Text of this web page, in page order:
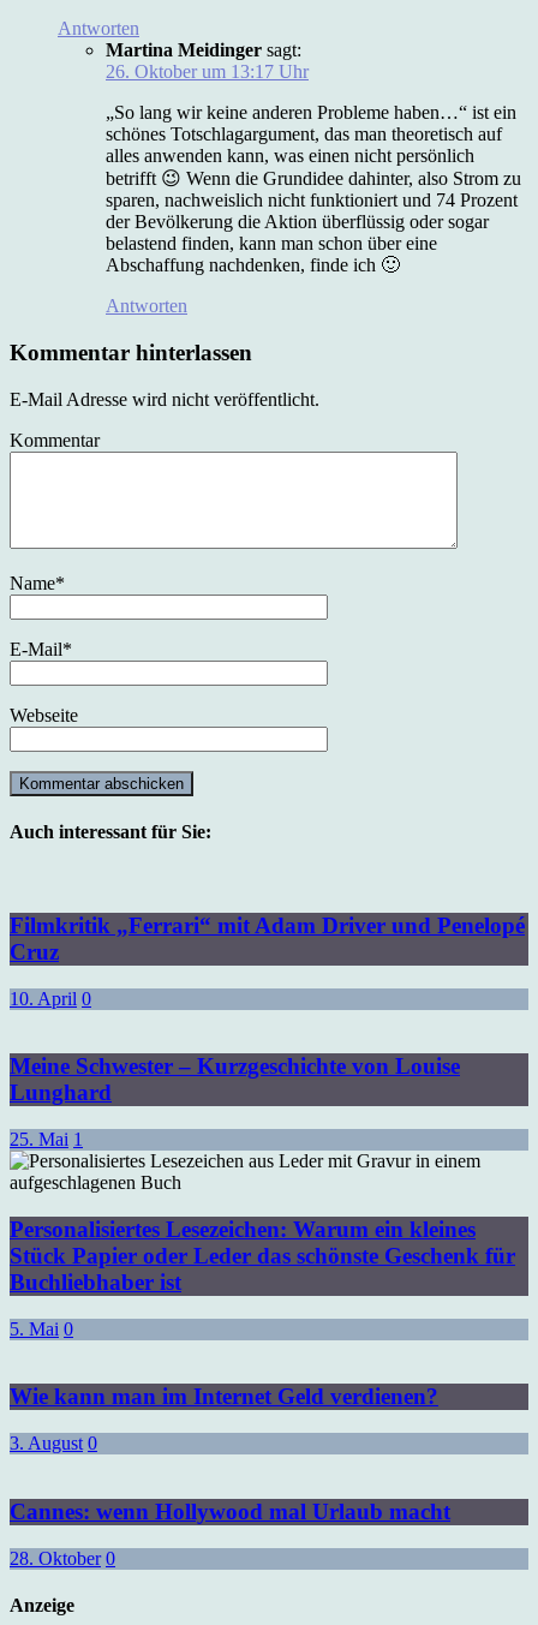
Antworten
Martina Meidinger sagt:
26. Oktober um 13:17 Uhr
„So lang wir keine anderen Probleme haben…“ ist ein
schönes Totschlagargument, das man theoretisch auf
alles anwenden kann, was einen nicht persönlich
betrifft 😉 Wenn die Grundidee dahinter, also Strom zu
sparen, nachweislich nicht funktioniert und 74 Prozent
der Bevölkerung die Aktion überflüssig oder sogar
belastend finden, kann man schon über eine
Abschaffung nachdenken, finde ich 🙂
Antworten
Kommentar hinterlassen
E-Mail Adresse wird nicht veröffentlicht.
Kommentar
Name*
E-Mail*
Webseite
Auch interessant für Sie:
Filmkritik „Ferrari“ mit Adam Driver und Penelopé
Cruz
10. April 0
Meine Schwester – Kurzgeschichte von Louise
Lunghard
25. Mai 1
Personalisiertes Lesezeichen: Warum ein kleines
Stück Papier oder Leder das schönste Geschenk für
Buchliebhaber ist
5. Mai 0
Wie kann man im Internet Geld verdienen?
3. August 0
Cannes: wenn Hollywood mal Urlaub macht
28. Oktober 0
Anzeige